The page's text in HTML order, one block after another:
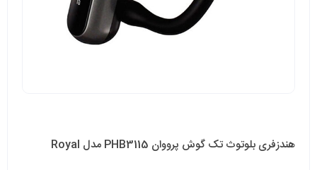
هندزفری بلوتوث تک گوش پرووان PHB3115 مدل Royal